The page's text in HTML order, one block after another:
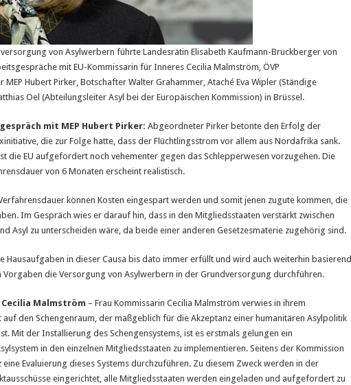
von Asylwerbern führte Landesrätin Elisabeth Kaufmann-Bruckberger von
mit EU-Kommissarin für Inneres Cecilia Malmström, ÖVP
MEP Hubert Pirker, Botschafter Walter Grahammer, Ataché Eva Wipler (Ständige
Oel (Abteilungsleiter Asyl bei der Europäischen Kommission) in Brüssel.
mit MEP Hubert Pirker: Abgeordneter Pirker betonte den Erfolg der
die zur Folge hatte, dass der Flüchtlingsstrom vor allem aus Nordafrika sank.
die EU aufgefordert noch vehementer gegen das Schlepperwesen vorzugehen. Die
von 6 Monaten erscheint realistisch.
können Kosten eingespart werden und somit jenen zugute kommen, die
Im Gespräch wies er darauf hin, dass in den Mitgliedsstaaten verstärkt zwischen
Asyl zu unterscheiden wäre, da beide einer anderen Gesetzesmaterie zugehörig sind.
Hausaufgaben in dieser Causa bis dato immer erfüllt und wird auch weiterhin basierend
Vorgaben die Versorgung von Asylwerbern in der Grundversorgung durchführen.
Cecilia Malmström – Frau Kommissarin Cecilia Malmström verwies in ihrem
auf den Schengenraum, der maßgeblich für die Akzeptanz einer humanitären Asylpolitik
Mit der Installierung des Schengensystems, ist es erstmals gelungen ein
in den einzelnen Mitgliedsstaaten zu implementieren. Seitens der Kommission
Evaluierung dieses Systems durchzuführen. Zu diesem Zweck werden in der
eingerichtet, alle Mitgliedsstaaten werden eingeladen und aufgefordert zu